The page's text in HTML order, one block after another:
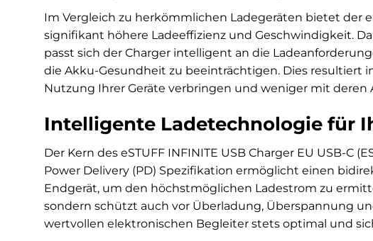
Im Vergleich zu herkömmlichen Ladegeräten bietet der
signifikant höhere Ladeeffizienz und Geschwindigkeit.
passt sich der Charger intelligent an die
die Akku-Gesundheit zu beeinträchtigen. Dies resultiert
Nutzung Ihrer Geräte verbringen und weniger mit deren
Intelligente Ladetechnologie für
Der Kern des eSTUFF INFINITE USB Charger EU USB-C
Power Delivery (PD) Spezifikation ermöglicht einen
Endgerät, um den höchstmöglichen Ladestrom zu
sondern schützt auch vor Überladung, Überspannung
wertvollen elektronischen Begleiter stets optimal und